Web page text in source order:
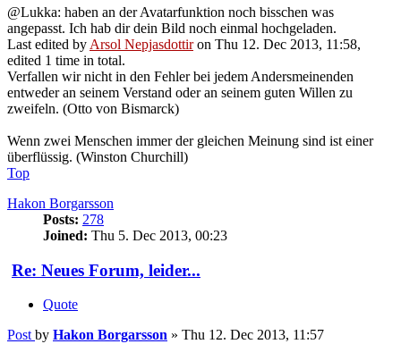
@Lukka: haben an der Avatarfunktion noch bisschen was
angepasst. Ich hab dir dein Bild noch einmal hochgeladen.
Last edited by Arsol Nepjasdottiron Thu 12. Dec 2013, 11:58,
edited 1 time in total.
Verfallen wir nicht in den Fehler bei jedem Andersmeinenden
entweder an seinem Verstand oder an seinem guten Willen zu
zweifeln. (Otto von Bismarck)
Wenn zwei Menschen immer der gleichen Meinung sind ist einer
überflüssig. (Winston Churchill)
Top
Hakon Borgarsson
Posts: 278
Joined: Thu 5. Dec 2013, 00:23
Re: Neues Forum, leider...
Quote
Post by Hakon Borgarsson » Thu 12. Dec 2013, 11:57